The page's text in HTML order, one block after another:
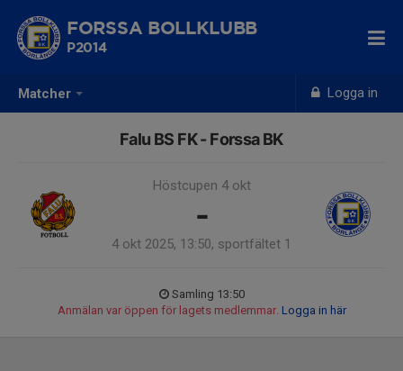
Matcher Logga in
FORSSA BOLLKLUBB
P2014
Falu BS FK - Forssa BK
Höstcupen 4 okt
-
4 okt 2025, 13:50, sportfältet 1
Samling 13:50
Anmälan var öppen för lagets medlemmar. Logga in här